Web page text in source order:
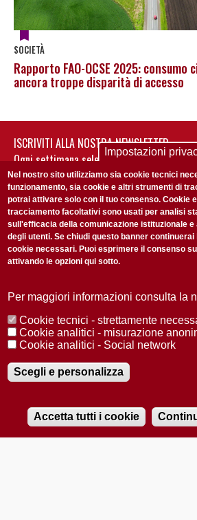
Audio
SOCIETÀ
Rapporto FAO-OCSE 2025: consumo
ancora troppe disparità di accesso
ISCRIVITI ALLA NOSTRA NEWSLETTER
Ogni settimana selezioniamo per te
non perderti gli aggiornamenti della
Accetto laPrivacy Policy
Redazione Copyright Privacy
Area
© 2025 Università di Padova
Registrazione presso il Tribunale di Padova n.
2012
Impostazioni
Nel nostro sito utilizziamo sia cookie tecnici
funzionamento, sia cookie e altri strumenti di
potrai attivare solo con il tuo consenso. Cookie
tracciamento facoltativi sono usati per analisi
sull'efficacia della comunicazione istituzionale
degli utenti. Se chiudi questo banner
cookie necessari. Puoi esprimere il consenso
attivando le opzioni qui sotto.
Per maggiori informazioni consulta la
Cookie tecnici - strettamente
Cookie analitici - misurazione
Cookie analitici - Social network
Scegli e personalizza
Accetta tutti i cookie